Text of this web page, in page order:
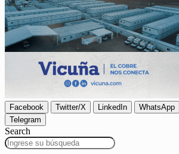
Facebook Twitter/X LinkedIn WhatsApp
Telegram
Search